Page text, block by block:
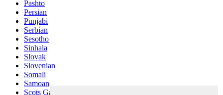
Pashto
Persian
Punjabi
Serbian
Sesotho
Sinhala
Slovak
Slovenian
Somali
Samoan
Scots Gaelic